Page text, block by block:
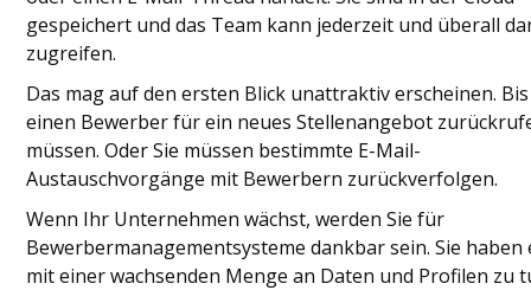
gespeichert und das Team kann jederzeit und überall
zugreifen.
Das mag auf den ersten Blick unattraktiv erscheinen. Bis
einen Bewerber für ein neues Stellenangebot
müssen. Oder Sie müssen bestimmte E-Mail-
Austauschvorgänge mit Bewerbern zurückverfolgen.
Wenn Ihr Unternehmen wächst, werden Sie für
Bewerbermanagementsysteme dankbar sein. Sie haben
mit einer wachsenden Menge an Daten und Profilen zu